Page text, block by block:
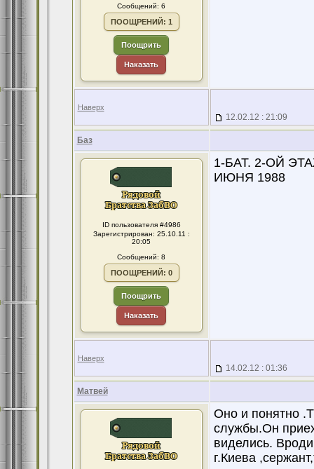
Сообщений: 6
ПООЩРЕНИЙ: 1
Поощрить
Наказать
Наверх
12.02.12 : 21:09
Баз
ID пользователя #4986
Зарегистрирован: 25.10.11 :
20:05
Сообщений: 8
ПООЩРЕНИЙ: 0
Поощрить
Наказать
1-БАТ. 2-ОЙ
ИЮНЯ 1988
Наверх
14.02.12 : 01:36
Матвей
Оно и понятно
службы.Он
виделись.
г.Киева